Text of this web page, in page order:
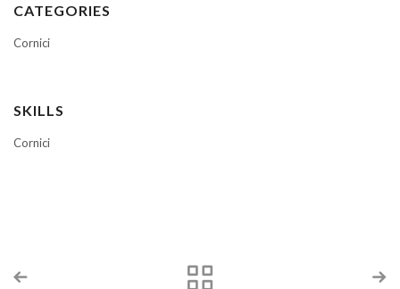
CATEGORIES
Cornici
SKILLS
Cornici